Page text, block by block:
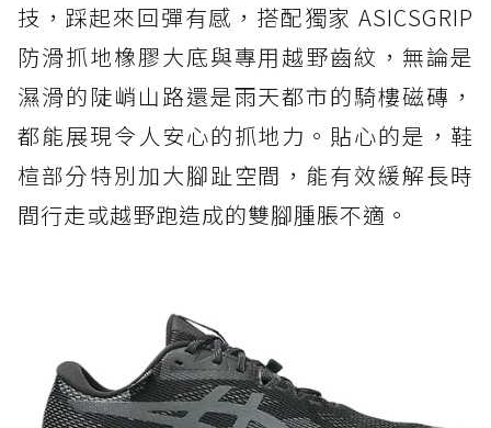
技，踩起來回彈有感，搭配獨家 ASICSGRIP
防滑抓地橡膠大底與專用越野齒紋，無論是
濕滑的陡峭山路還是雨天都市的騎樓磁磚，
都能展現令人安心的抓地力。貼心的是，鞋
楦部分特別加大腳趾空間，能有效緩解長時
間行走或越野跑造成的雙腳腫脹不適。